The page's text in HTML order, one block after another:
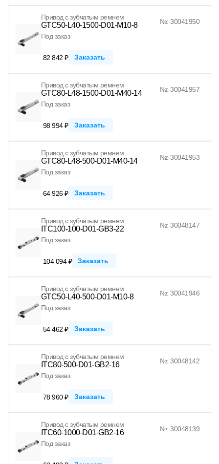
Привод с зубчатым ремнем
GTC50-L40-1500-D01-M10-8
№: 30041950
Под заказ
82 842 ₽ Заказать
Привод с зубчатым ремнем
GTC80-L48-1500-D01-M40-14
№: 30041957
Под заказ
98 994 ₽ Заказать
Привод с зубчатым ремнем
GTC80-L48-500-D01-M40-14
№: 30041953
Под заказ
64 926 ₽ Заказать
Привод с зубчатым ремнем
ITC100-100-D01-GB3-22
№: 30048147
Под заказ
104 094 ₽ Заказать
Привод с зубчатым ремнем
GTC50-L40-500-D01-M10-8
№: 30041946
Под заказ
54 462 ₽ Заказать
Привод с зубчатым ремнем
ITC80-500-D01-GB2-16
№: 30048142
Под заказ
78 960 ₽ Заказать
Привод с зубчатым ремнем
ITC60-1000-D01-GB2-16
№: 30048139
Под заказ